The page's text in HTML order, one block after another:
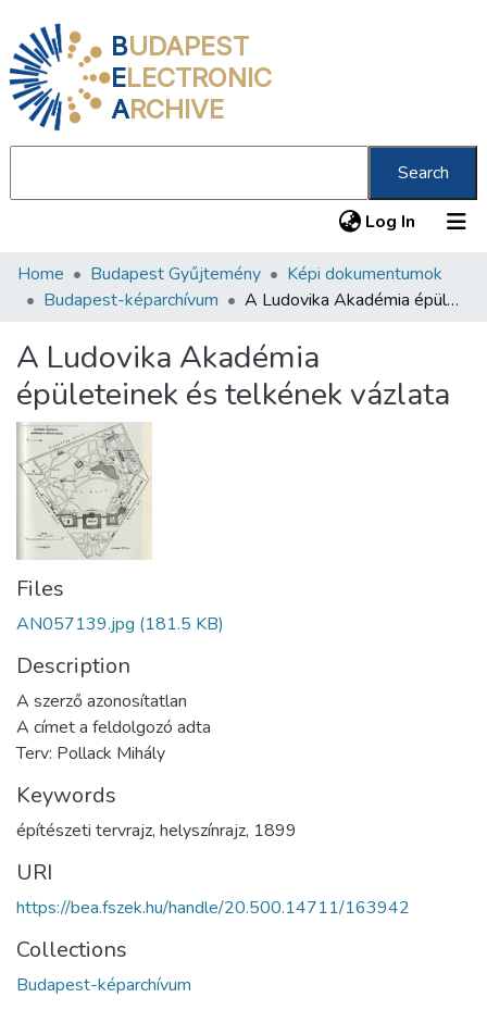
BUDAPEST
ELECTRONIC
ARCHIVE
Search
Log In (current)
Communities & Collections
Statistics
About us
Home Budapest Gyűjtemény
Képi dokumentumok
Budapest-képarchívum
A Ludovika Akadémia épületeinek és telkének vázlata
A Ludovika Akadémia
épületeinek és telkének vázlata
Files
AN057139.jpg (181.5 KB)
Description
A szerző azonosítatlan
A címet a feldolgozó adta
Terv: Pollack Mihály
Keywords
építészeti tervrajz, helyszínrajz, 1899
URI
https://bea.fszek.hu/handle/20.500.14711/163942
Collections
Budapest-képarchívum